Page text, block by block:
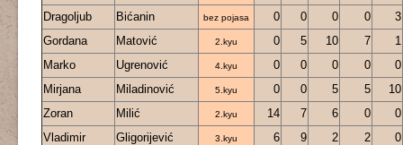
Dragoljub
Bićanin bez pojasa 0 0 0 0
3
Gordana
Matović 2.kyu 0 5 10 7
1
Marko
Ugrenović 4.kyu 0 0 0 0
0
Mirjana
Miladinović 5.kyu 0 0 5 5
10
Zoran
Milić 2.kyu 14 7 6 0
0
Vladimir
Gligorijević 3.kyu 6 9 2 2
0